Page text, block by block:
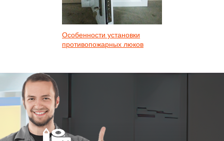
Особенности установки
противопожарных люков